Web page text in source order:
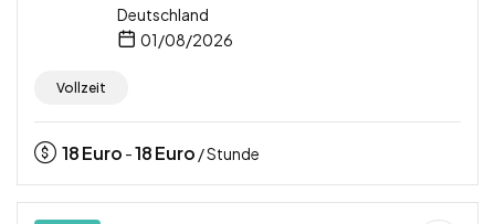
Deutschland
01/08/2026
Vollzeit
18Euro -18Euro / Stunde